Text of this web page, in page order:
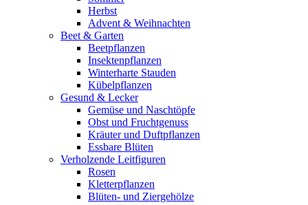
Herbst
Advent & Weihnachten
Beet & Garten
Beetpflanzen
Insektenpflanzen
Winterharte Stauden
Kübelpflanzen
Gesund & Lecker
Gemüse und Naschtöpfe
Obst und Fruchtgenuss
Kräuter und Duftpflanzen
Essbare Blüten
Verholzende Leitfiguren
Rosen
Kletterpflanzen
Blüten- und Ziergehölze